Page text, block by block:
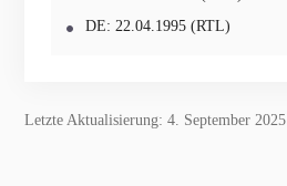
DE: 22.04.1995 (RTL)
Letzte Aktualisierung: 4. September 2025